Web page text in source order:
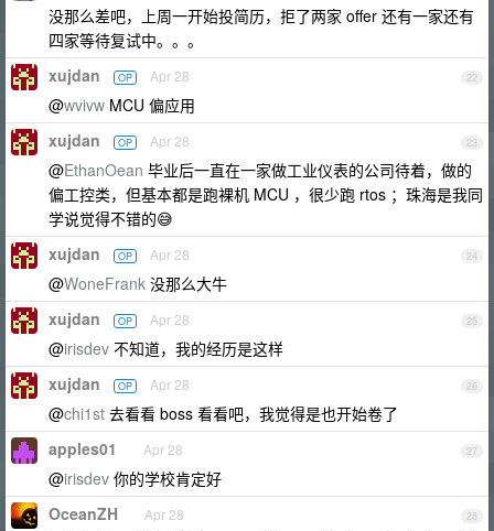
没那么差吧，上周一开始投简历，拒了两家 offer 还有一家还有
四家等待复试中。。。
22
xujdan OP Apr 28
@wvivw MCU 偏应用
23
xujdan OP Apr 28
@EthanOean 毕业后一直在一家做工业仪表的公司待着，做的
偏工控类，但基本都是跑裸机 MCU ，很少跑 rtos ；珠海是我同
学说觉得不错的😅
24
xujdan OP Apr 28
@WoneFrank 没那么大牛
25
xujdan OP Apr 28
@irisdev 不知道，我的经历是这样
26
xujdan OP Apr 28
@chi1st 去看看 boss 看看吧，我觉得是也开始卷了
27
apples01 Apr 28
@irisdev 你的学校肯定好
28
OceanZH Apr 28